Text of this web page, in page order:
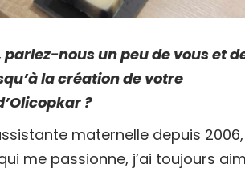
nous un peu de vous et
la création de votre
?
maternelle depuis 2006,
me passionne, j’ai toujours